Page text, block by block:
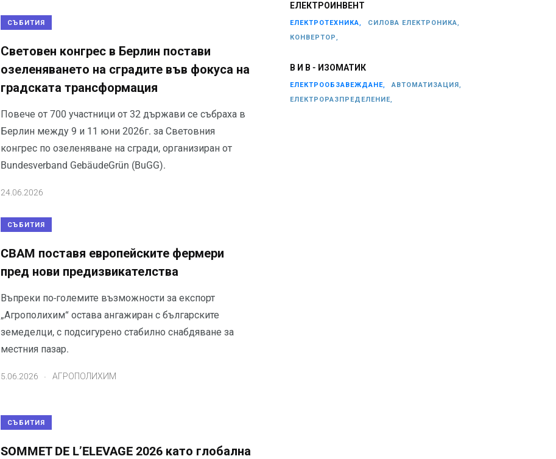
СЪБИТИЯ
Световен конгрес в Берлин постави
озеленяването на сградите във фокуса на
градската трансформация
Повече от 700 участници от 32 държави се събраха в
Берлин между 9 и 11 юни 2026г. за Световния
конгрес по озеленяване на сгради, организиран от
Bundesverband GebäudeGrün (BuGG).
24.06.2026
СЪБИТИЯ
CBAM поставя европейските фермери
пред нови предизвикателства
Въпреки по-големите възможности за експорт
„Агрополихим“ остава ангажиран с българските
земеделци, с подсигурено стабилно снабдяване за
местния пазар.
5.06.2026 АГРОПОЛИХИМ
СЪБИТИЯ
SOMMET DE L’ELEVAGE 2026 като глобална
ЕЛЕКТРОИНВЕНТ
ЕЛЕКТРОТЕХНИКА,
СИЛОВА ЕЛЕКТРОНИКА,
КОНВЕРТОР,
В И В - ИЗОМАТИК
ЕЛЕКТРООБЗАВЕЖДАНЕ,
АВТОМАТИЗАЦИЯ,
ЕЛЕКТРОРАЗПРЕДЕЛЕНИЕ,